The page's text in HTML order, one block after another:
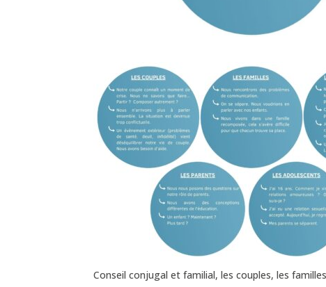
Conseil conjugal et familial, les couples, les